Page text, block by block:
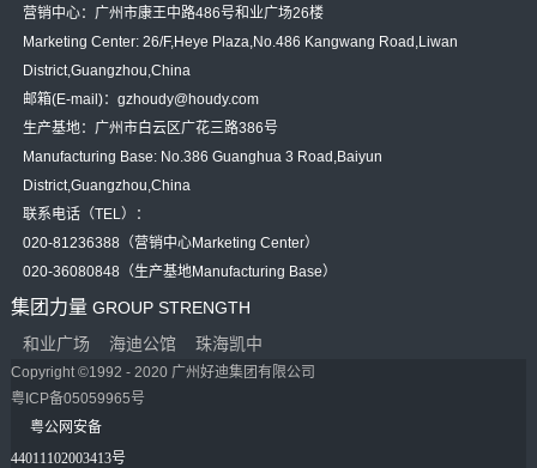
营销中心：广州市康王中路486号和业广场26楼
Marketing Center: 26/F,Heye Plaza,No.486 Kangwang Road,Liwan
District,Guangzhou,China
邮箱(E-mail)：gzhoudy@houdy.com
生产基地：广州市白云区广花三路386号
Manufacturing Base: No.386 Guanghua 3 Road,Baiyun
District,Guangzhou,China
联系电话（TEL）：
020-81236388（营销中心Marketing Center）
020-36080848（生产基地Manufacturing Base）
集团力量 GROUP STRENGTH
和业广场
海迪公馆 珠海凯中
Copyright ©1992 - 2020 广州好迪集团有限公司
粤ICP备05059965号
粤公网安备
44011102003413号